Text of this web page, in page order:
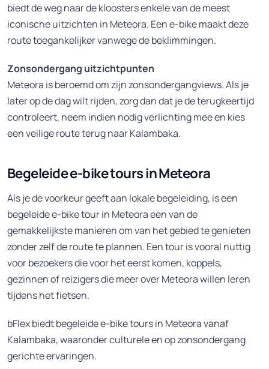
biedt de weg naar de kloosters enkele van de meest
iconische uitzichten in Meteora. Een e-bike maakt deze
route toegankelijker vanwege de beklimmingen.
Zonsondergang uitzichtpunten
Meteora is beroemd om zijn zonsondergangviews. Als je
later op de dag wilt rijden, zorg dan dat je de terugkeertijd
controleert, neem indien nodig verlichting mee en kies
een veilige route terug naar Kalambaka.
Begeleide e-bike tours in Meteora
Als je de voorkeur geeft aan lokale begeleiding, is een
begeleide e-bike tour in Meteora een van de
gemakkelijkste manieren om van het gebied te genieten
zonder zelf de route te plannen. Een tour is vooral nuttig
voor bezoekers die voor het eerst komen, koppels,
gezinnen of reizigers die meer over Meteora willen leren
tijdens het fietsen.
bFlex biedt begeleide e-bike tours in Meteora vanaf
Kalambaka, waaronder culturele en op zonsondergang
gerichte ervaringen.